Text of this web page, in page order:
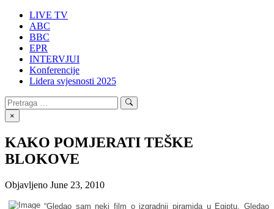
LIVE TV
ABC
BBC
EPR
INTERVJUI
Konferencije
Lidera svjesnosti 2025
Search
for:
Search
×
KAKO POMJERATI TEŠKE
BLOKOVE
Objavljeno June 23, 2010
“Gledao sam neki film o izgradnji piramida u Egiptu. Gledao